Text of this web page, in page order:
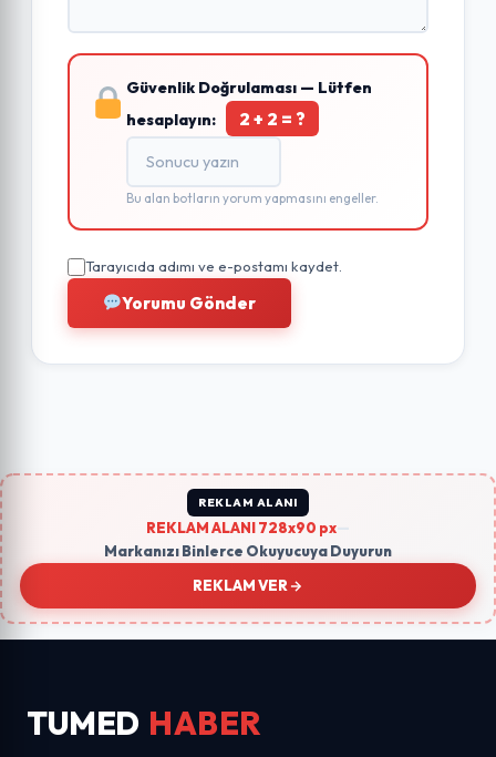
Güvenlik Doğrulaması — Lütfen
hesaplayın:
2 + 2 = ?
Bu alan botların yorum yapmasını engeller.
Tarayıcıda adımı ve e-postamı kaydet.
Yorumu Gönder
REKLAM ALANI
REKLAM ALANI 728x90 px
Markanızı Binlerce Okuyucuya Duyurun
REKLAM VER
TUMED HABER